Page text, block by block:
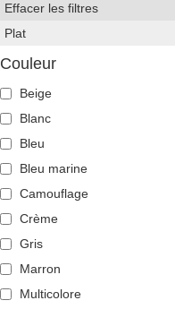
Effacer les filtres
Plat
Couleur
Beige
Blanc
Bleu
Bleu marine
Camouflage
Crème
Gris
Marron
Multicolore